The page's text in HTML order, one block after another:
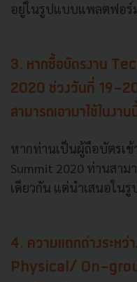
อยู่ในรูปแบบแพลตฟอร์
3. หากซื้อบัตรงาน
2020 ช่วงวันที่ 19-
สามารถเอามาใช้ในงาน
หากท่านเป็นผู้ถือบัตรเข้
Summit 2020 ท่านสาม
เดียวกัน แต่นำเสนอใน
4. ความแตกต่างระห
Physical/ On-